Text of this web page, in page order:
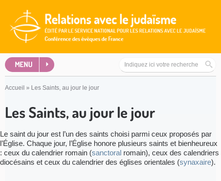
MENU
Accueil » Les Saints, au jour le jour
Les Saints, au jour le jour
Le saint du jour est l’un des saints choisi parmi ceux proposés par
l’Église. Chaque jour, l’Église honore plusieurs saints et bienheureux
: ceux du calendrier romain (sanctoral romain), ceux des calendriers
diocésains et ceux du calendrier des églises orientales (synaxaire).